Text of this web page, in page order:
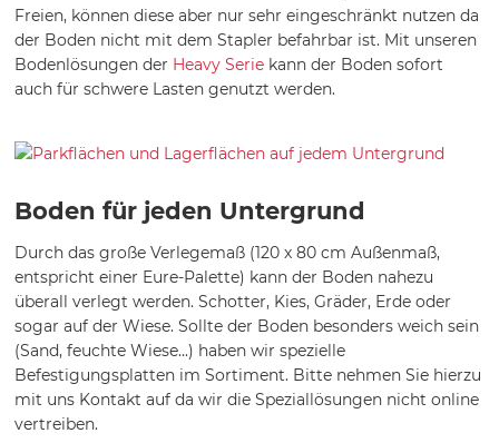
Freien, können diese aber nur sehr eingeschränkt nutzen da
der Boden nicht mit dem Stapler befahrbar ist. Mit unseren
Bodenlösungen der Heavy Serie kann der Boden sofort
auch für schwere Lasten genutzt werden.
Boden für jeden Untergrund
Durch das große Verlegemaß (120 x 80 cm Außenmaß,
entspricht einer Eure-Palette) kann der Boden nahezu
überall verlegt werden. Schotter, Kies, Gräder, Erde oder
sogar auf der Wiese. Sollte der Boden besonders weich sein
(Sand, feuchte Wiese...) haben wir spezielle
Befestigungsplatten im Sortiment. Bitte nehmen Sie hierzu
mit uns Kontakt auf da wir die Speziallösungen nicht online
vertreiben.